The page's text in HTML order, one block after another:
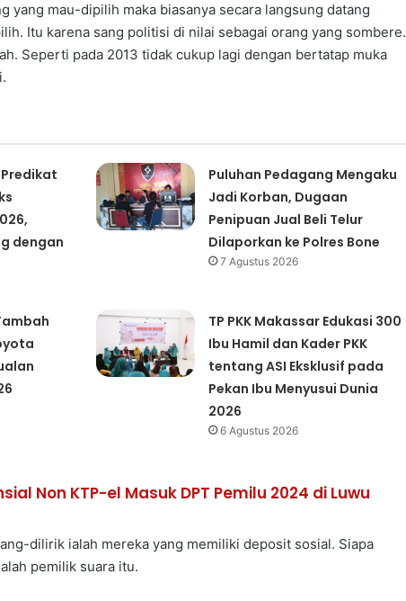
yang mau-dipilih maka biasanya secara langsung datang
Itu karena sang politisi di nilai sebagai orang yang sombere.
Seperti pada 2013 tidak cukup lagi dengan bertatap muka
dengan
Puluhan Pedagang Mengaku
Jadi Korban, Dugaan
Penipuan Jual Beli Telur
Dilaporkan ke Polres Bone
7 Agustus 2026
TP PKK Makassar Edukasi 300
Ibu Hamil dan Kader PKK
tentang ASI Eksklusif pada
Pekan Ibu Menyusui Dunia
2026
6 Agustus 2026
Non KTP-el Masuk DPT Pemilu 2024 di Luwu
dilirik ialah mereka yang memiliki deposit sosial. Siapa
pemilik suara itu.